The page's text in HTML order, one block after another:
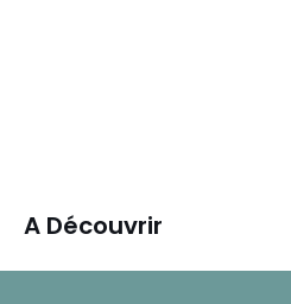
A Découvrir